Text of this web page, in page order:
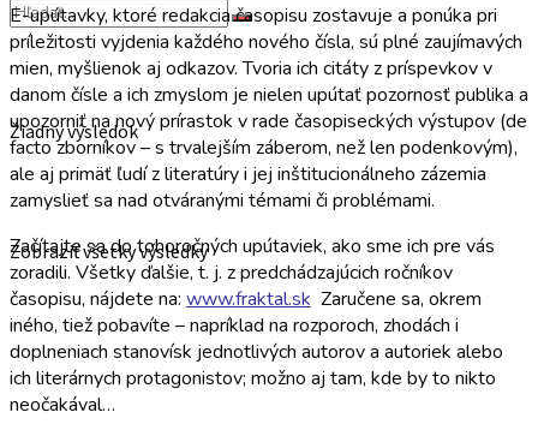
Žiadny výsledok
Zobraziť všetky výsledky
E-upútavky, ktoré redakcia časopisu zostavuje a ponúka pri
príležitosti vyjdenia každého nového čísla, sú plné zaujímavých
mien, myšlienok aj odkazov. Tvoria ich citáty z príspevkov v
danom čísle a ich zmyslom je nielen upútať pozornosť publika a
upozorniť na nový prírastok v rade časopiseckých výstupov (de
facto zborníkov – s trvalejším záberom, než len podenkovým),
ale aj primäť ľudí z literatúry i jej inštitucionálneho zázemia
zamyslieť sa nad otváranými témami či problémami.
Začítajte sa do tohoročných upútaviek, ako sme ich pre vás
zoradili. Všetky ďalšie, t. j. z predchádzajúcich ročníkov
časopisu, nájdete na: www.fraktal.sk Zaručene sa, okrem
iného, tiež pobavíte – napríklad na rozporoch, zhodách i
doplneniach stanovísk jednotlivých autorov a autoriek alebo
ich literárnych protagonistov; možno aj tam, kde by to nikto
neočakával…